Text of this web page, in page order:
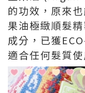
的功效，原來
果油極緻順髮
成分，已獲
適合任何髮質使